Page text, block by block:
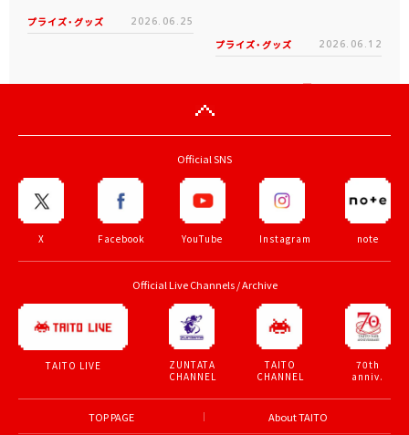
プライズ・グッズ 2026.06.25
プライズ・グッズ 2026.06.12
Official SNS
X Facebook YouTube Instagram note
Official Live Channels / Archive
TAITO LIVE
ZUNTATA
CHANNEL
TAITO
CHANNEL
70th
anniv.
TOP PAGE About TAITO